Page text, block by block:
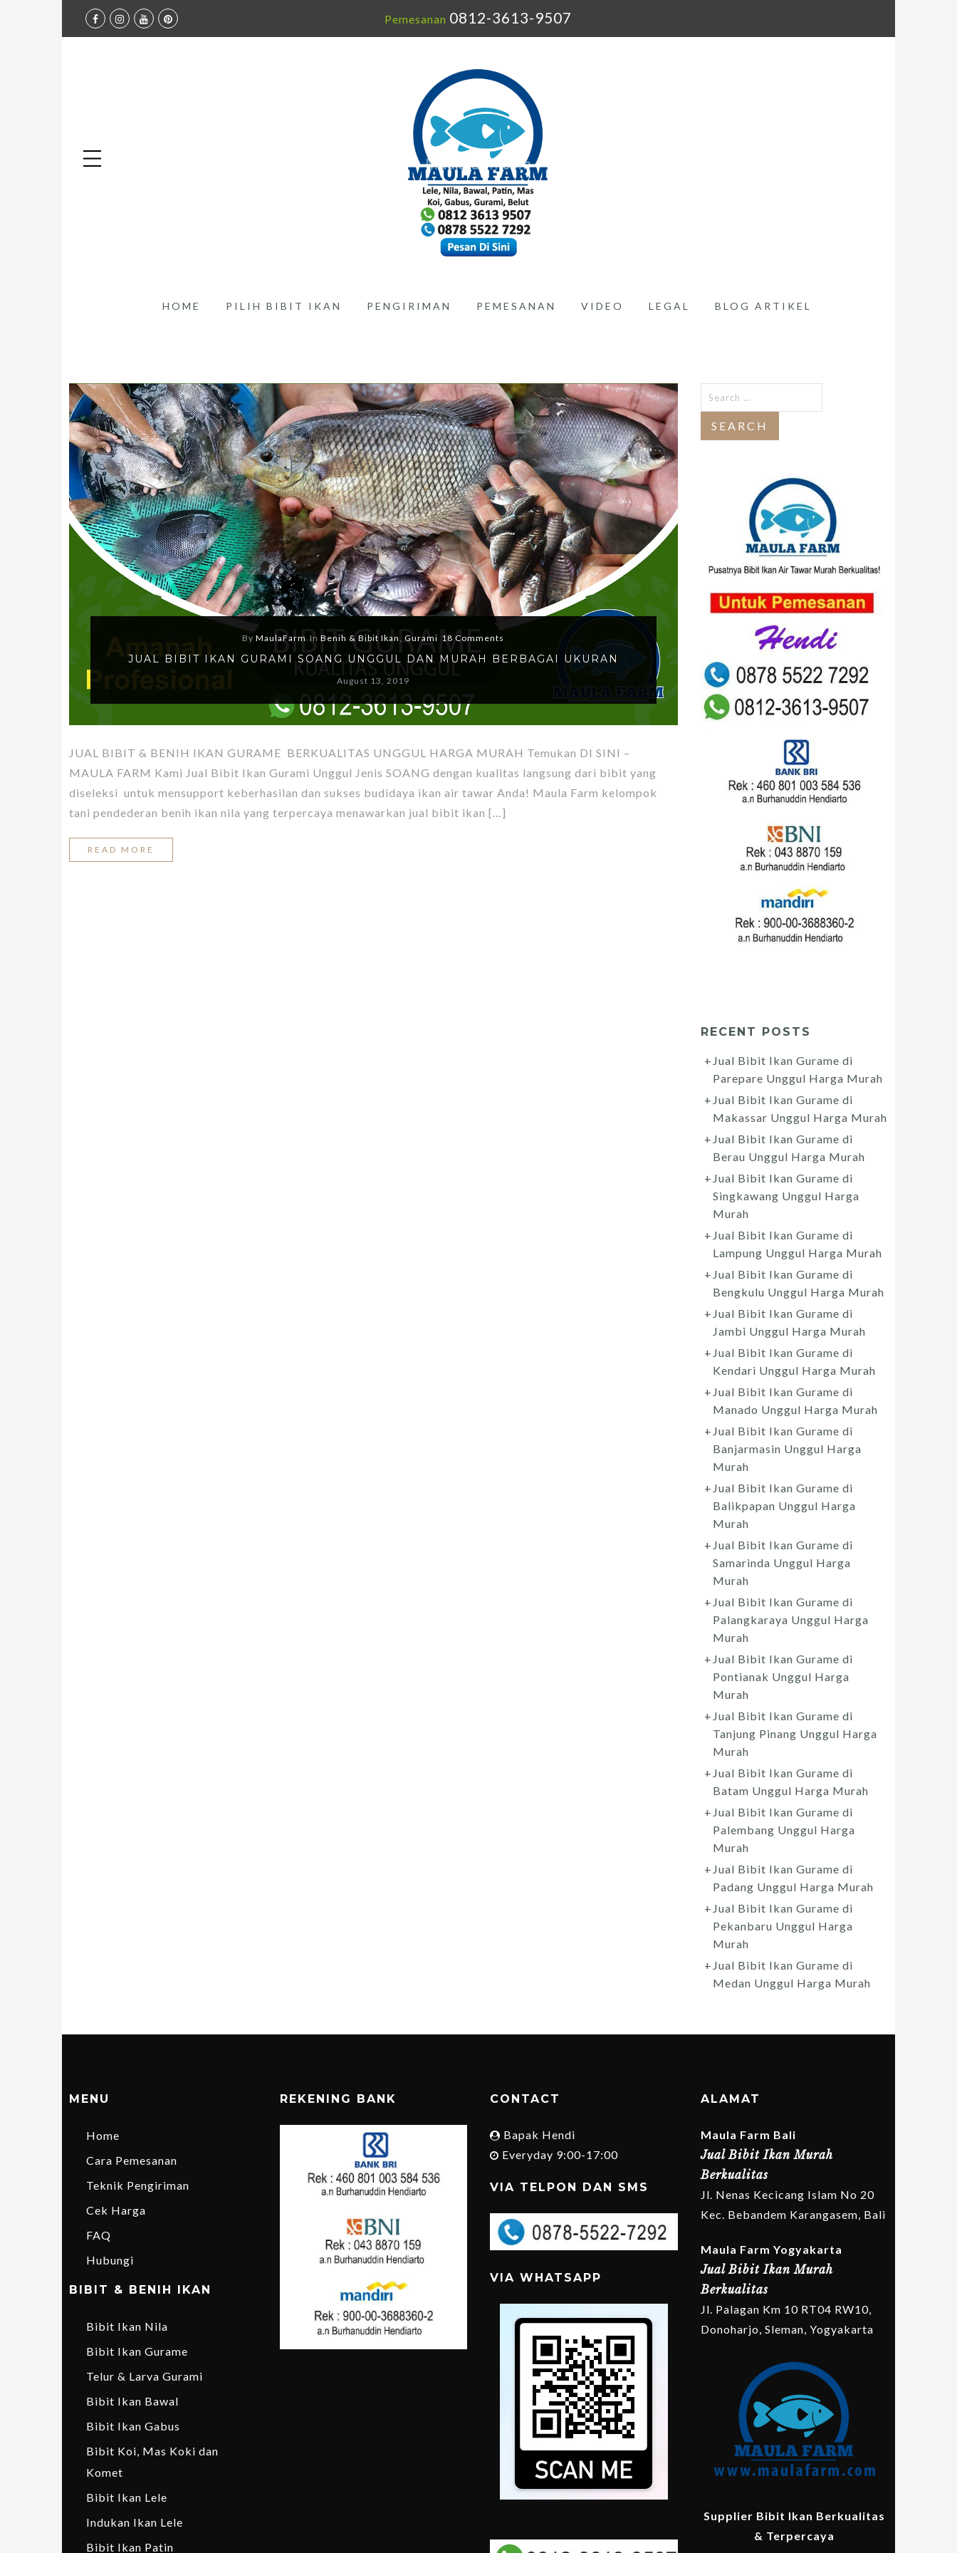
Pemesanan 0812-3613-9507
HOME PILIH BIBIT IKAN PENGIRIMAN PEMESANAN VIDEO LEGAL BLOG ARTIKEL
ByMaulaFarm InBenih & Bibit Ikan,Gurami 18 Comments
JUAL BIBIT IKAN GURAMI SOANG UNGGUL DAN MURAH BERBAGAI UKURAN
August 13, 2019
JUAL BIBIT & BENIH IKAN GURAME BERKUALITAS UNGGUL HARGA MURAH Temukan DI SINI –
MAULA FARM Kami Jual Bibit Ikan Gurami Unggul Jenis SOANG dengan kualitas langsung dari bibit yang
diseleksi untuk mensupport keberhasilan dan sukses budidaya ikan air tawar Anda! Maula Farm kelompok
tani pendederan benih ikan nila yang terpercaya menawarkan jual bibit ikan […]
READ MORE
Search
for:
RECENT POSTS
Jual Bibit Ikan Gurame di
Parepare Unggul Harga Murah
Jual Bibit Ikan Gurame di
Makassar Unggul Harga Murah
Jual Bibit Ikan Gurame di
Berau Unggul Harga Murah
Jual Bibit Ikan Gurame di
Singkawang Unggul Harga
Murah
Jual Bibit Ikan Gurame di
Lampung Unggul Harga Murah
Jual Bibit Ikan Gurame di
Bengkulu Unggul Harga Murah
Jual Bibit Ikan Gurame di
Jambi Unggul Harga Murah
Jual Bibit Ikan Gurame di
Kendari Unggul Harga Murah
Jual Bibit Ikan Gurame di
Manado Unggul Harga Murah
Jual Bibit Ikan Gurame di
Banjarmasin Unggul Harga
Murah
Jual Bibit Ikan Gurame di
Balikpapan Unggul Harga
Murah
Jual Bibit Ikan Gurame di
Samarinda Unggul Harga
Murah
Jual Bibit Ikan Gurame di
Palangkaraya Unggul Harga
Murah
Jual Bibit Ikan Gurame di
Pontianak Unggul Harga
Murah
Jual Bibit Ikan Gurame di
Tanjung Pinang Unggul Harga
Murah
Jual Bibit Ikan Gurame di
Batam Unggul Harga Murah
Jual Bibit Ikan Gurame di
Palembang Unggul Harga
Murah
Jual Bibit Ikan Gurame di
Padang Unggul Harga Murah
Jual Bibit Ikan Gurame di
Pekanbaru Unggul Harga
Murah
Jual Bibit Ikan Gurame di
Medan Unggul Harga Murah
MENU
Home
Cara Pemesanan
Teknik Pengiriman
Cek Harga
FAQ
Hubungi
BIBIT & BENIH IKAN
Bibit Ikan Nila
Bibit Ikan Gurame
Telur & Larva Gurami
Bibit Ikan Bawal
Bibit Ikan Gabus
Bibit Koi, Mas Koki dan
Komet
Bibit Ikan Lele
Indukan Ikan Lele
Bibit Ikan Patin
REKENING BANK CONTACT
Bapak Hendi
Everyday 9:00-17:00
VIA TELPON DAN SMS
VIA WHATSAPP
ALAMAT
Maula Farm Bali
Jual Bibit Ikan Murah
Berkualitas
Jl. Nenas Kecicang Islam No 20
Kec. Bebandem Karangasem, Bali
Maula Farm Yogyakarta
Jual Bibit Ikan Murah
Berkualitas
Jl. Palagan Km 10 RT04 RW10,
Donoharjo, Sleman, Yogyakarta
Supplier Bibit Ikan Berkualitas
& Terpercaya